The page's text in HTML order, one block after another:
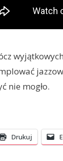
nie mogło.
Drukuj